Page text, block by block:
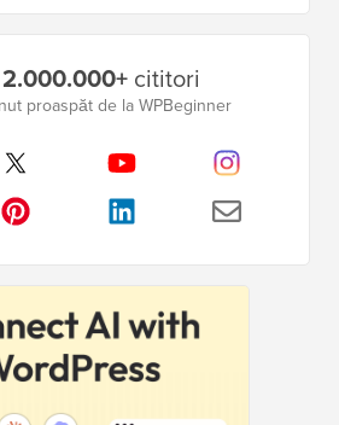
2.000.000+ cititori
proaspăt de la WPBeginner